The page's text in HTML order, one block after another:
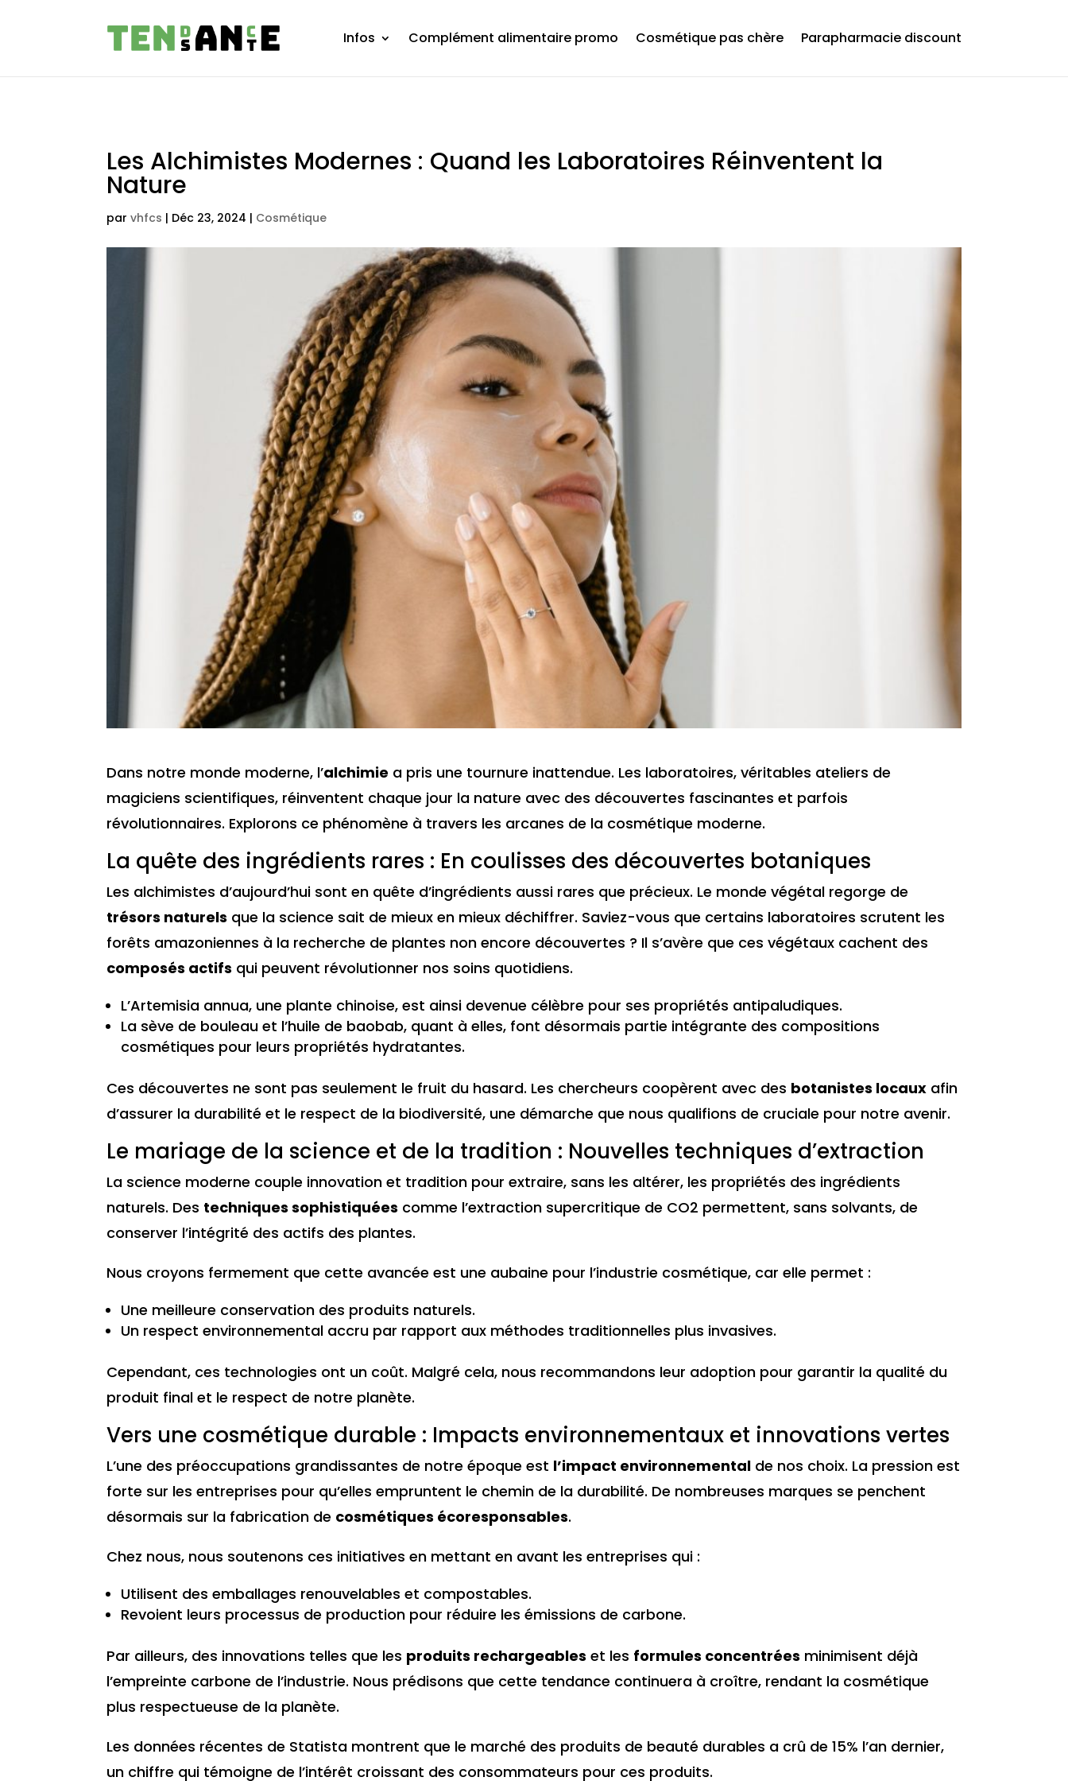
Infos Complément alimentaire promo Cosmétique pas chère Parapharmacie discount
Les Alchimistes Modernes : Quand les Laboratoires Réinventent la
Nature
parvhfcs | Déc 23, 2024 | Cosmétique
Dans notre monde moderne, l’alchimie a pris une tournure inattendue. Les laboratoires, véritables ateliers de
magiciens scientifiques, réinventent chaque jour la nature avec des découvertes fascinantes et parfois
révolutionnaires. Explorons ce phénomène à travers les arcanes de la cosmétique moderne.
La quête des ingrédients rares : En coulisses des découvertes botaniques
Les alchimistes d’aujourd’hui sont en quête d’ingrédients aussi rares que précieux. Le monde végétal regorge de
trésors naturels que la science sait de mieux en mieux déchiffrer. Saviez-vous que certains laboratoires scrutent les
forêts amazoniennes à la recherche de plantes non encore découvertes ? Il s’avère que ces végétaux cachent des
composés actifs qui peuvent révolutionner nos soins quotidiens.
L’Artemisia annua, une plante chinoise, est ainsi devenue célèbre pour ses propriétés antipaludiques.
La sève de bouleau et l’huile de baobab, quant à elles, font désormais partie intégrante des compositions
cosmétiques pour leurs propriétés hydratantes.
Ces découvertes ne sont pas seulement le fruit du hasard. Les chercheurs coopèrent avec des botanistes locaux afin
d’assurer la durabilité et le respect de la biodiversité, une démarche que nous qualifions de cruciale pour notre avenir.
Le mariage de la science et de la tradition : Nouvelles techniques d’extraction
La science moderne couple innovation et tradition pour extraire, sans les altérer, les propriétés des ingrédients
naturels. Des techniques sophistiquées comme l’extraction supercritique de CO2 permettent, sans solvants, de
conserver l’intégrité des actifs des plantes.
Nous croyons fermement que cette avancée est une aubaine pour l’industrie cosmétique, car elle permet :
Une meilleure conservation des produits naturels.
Un respect environnemental accru par rapport aux méthodes traditionnelles plus invasives.
Cependant, ces technologies ont un coût. Malgré cela, nous recommandons leur adoption pour garantir la qualité du
produit final et le respect de notre planète.
Vers une cosmétique durable : Impacts environnementaux et innovations vertes
L’une des préoccupations grandissantes de notre époque est l’impact environnemental de nos choix. La pression est
forte sur les entreprises pour qu’elles empruntent le chemin de la durabilité. De nombreuses marques se penchent
désormais sur la fabrication de cosmétiques écoresponsables.
Chez nous, nous soutenons ces initiatives en mettant en avant les entreprises qui :
Utilisent des emballages renouvelables et compostables.
Revoient leurs processus de production pour réduire les émissions de carbone.
Par ailleurs, des innovations telles que les produits rechargeables et les formules concentrées minimisent déjà
l’empreinte carbone de l’industrie. Nous prédisons que cette tendance continuera à croître, rendant la cosmétique
plus respectueuse de la planète.
Les données récentes de Statista montrent que le marché des produits de beauté durables a crû de 15% l’an dernier,
un chiffre qui témoigne de l’intérêt croissant des consommateurs pour ces produits.